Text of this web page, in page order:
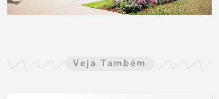
Veja Também